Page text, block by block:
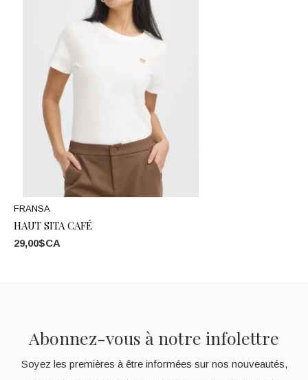
FRANSA
HAUT SITA CAFÉ
29,00$CA
Abonnez-vous à notre infolettre
Soyez les premières à être informées sur nos nouveautés,